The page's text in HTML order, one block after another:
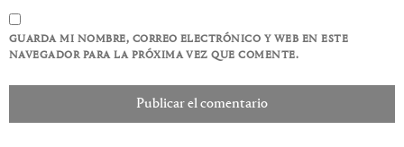
GUARDA MI NOMBRE, CORREO ELECTRÓNICO Y WEB EN ESTE
NAVEGADOR PARA LA PRÓXIMA VEZ QUE COMENTE.